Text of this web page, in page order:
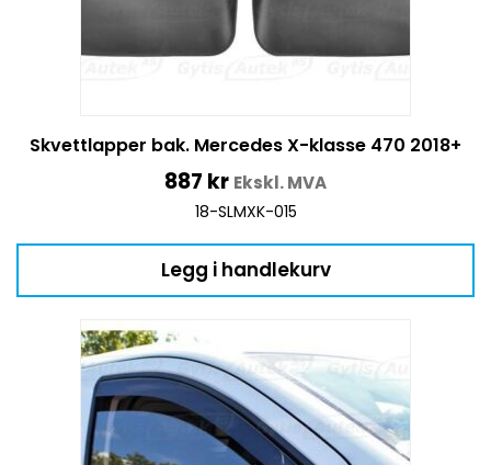
Skvettlapper bak. Mercedes X-klasse 470 2018+
887 kr Ekskl. MVA
18-SLMXK-015
Legg i handlekurv